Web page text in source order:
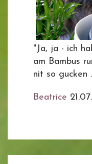
"Ja, ja - ich
am Bambus
nit so gucken
Beatrice